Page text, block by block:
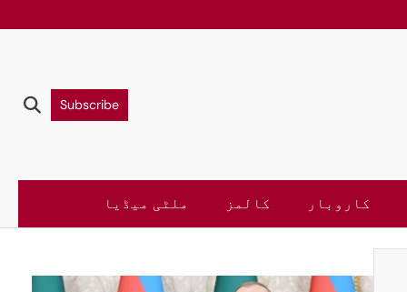
Subscribe
کاروبار کالمز ملٹی میڈیا